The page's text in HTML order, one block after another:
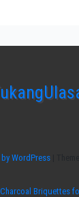
WordPress
Briquettes